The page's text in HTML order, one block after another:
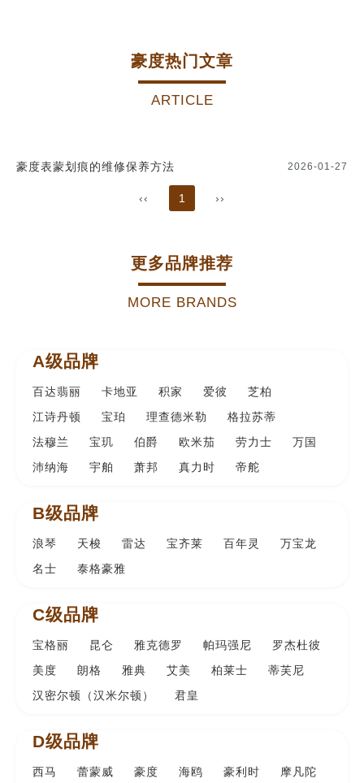
豪度热门文章
ARTICLE
2026-01-27
豪度表蒙划痕的维修保养方法
‹‹ 1 ››
更多品牌推荐
MORE BRANDS
A级品牌
百达翡丽 卡地亚 积家 爱彼
芝柏
江诗丹顿
宝珀 理查德米勒
格拉苏蒂
法穆兰
宝玑 伯爵 欧米茄 劳力士
万国
沛纳海
宇舶 萧邦 真力时 帝舵
B级品牌
浪琴 天梭 雷达 宝齐莱 百年灵
万宝龙
名士
泰格豪雅
C级品牌
宝格丽 昆仑 雅克德罗 帕玛强尼
罗杰杜彼
美度
朗格 雅典 艾美 柏莱士
蒂芙尼
汉密尔顿（汉米尔顿）
君皇
D级品牌
西马 蕾蒙威 豪度 海鸥 豪利时 摩凡陀